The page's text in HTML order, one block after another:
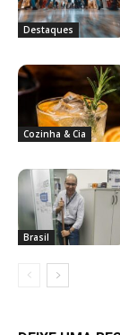
Destaques
Cozinha & Cia
Brasil